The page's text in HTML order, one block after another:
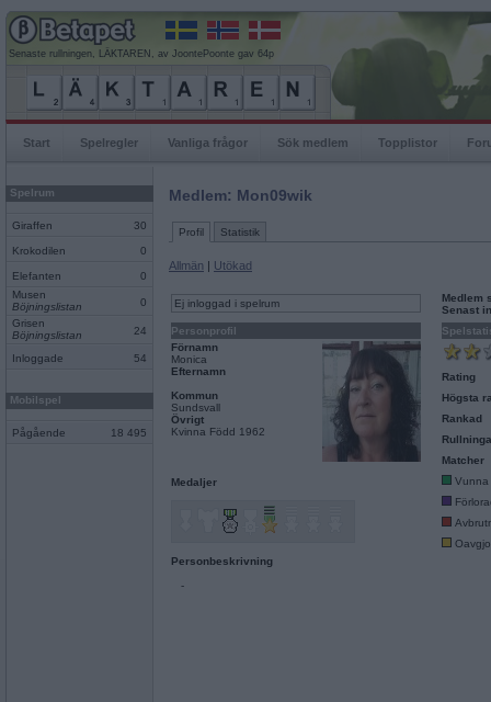
Senaste rullningen, LÄKTAREN, av JoontePoonte gav 64p
Start Spelregler Vanliga frågor Sök medlem Topplistor
Spelrum
Giraffen 30
Krokodilen 0
Elefanten
0
Musen
Böjningslistan
0
Grisen
Böjningslistan
24
Inloggade 54
Mobilspel
Pågående 18 495
Medlem: Mon09wik
Profil Statistik
Allmän | Utökad
Ej inloggad i spelrum
Personprofil
Förnamn
Monica
Efternamn
Kommun
Sundsvall
Övrigt
Kvinna Född 1962
Medaljer
Personbeskrivning
-
Medlem
Senast
Rating
Högsta
Rankad
Matcher
Vunna